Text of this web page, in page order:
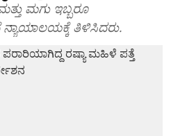
ಮಗು ಇಬ್ಬರೂ
ತಿಳಿಸಿದರು.